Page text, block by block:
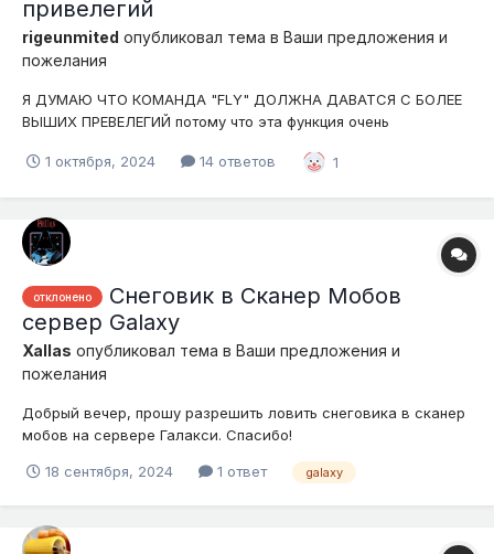
привелегий
rigeunmited опубликовал тема в Ваши предложения и
пожелания
Я ДУМАЮ ЧТО КОМАНДА "FLY" ДОЛЖНА ДАВАТСЯ С БОЛЕЕ
ВЫШИХ ПРЕВЕЛЕГИЙ потому что эта функция очень
будет недоступна Ну вы сами подумайте. будет не интересно
1 октября, 2024 14 ответов 1
отклонено
Снеговик в Сканер Мобов
сервер Galaxy
Xallas опубликовал тема в Ваши предложения и
пожелания
Добрый вечер, прошу разрешить ловить снеговика в сканер
мобов на сервере Галакси. Спасибо!
18 сентября, 2024 1 ответ galaxy